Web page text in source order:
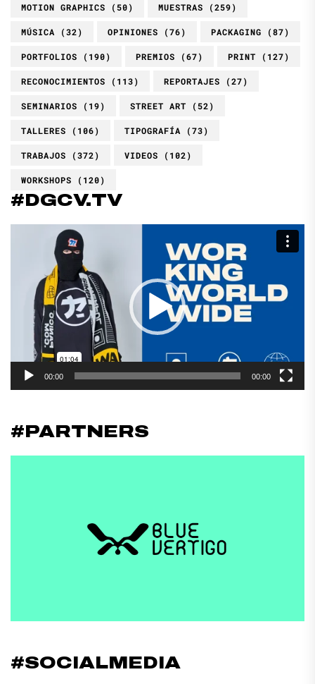
MOTION GRAPHICS (50) MUESTRAS (259)
MÚSICA (32) OPINIONES (76) PACKAGING (87)
PORTFOLIOS (190) PREMIOS (67) PRINT (127)
RECONOCIMIENTOS (113) REPORTAJES (27)
SEMINARIOS (19) STREET ART (52)
TALLERES (106) TIPOGRAFÍA (73)
TRABAJOS (372) VIDEOS (102)
WORKSHOPS (120)
#DGCV.TV
Reproductor
00:00 00:00
#PARTNERS
#SOCIALMEDIA